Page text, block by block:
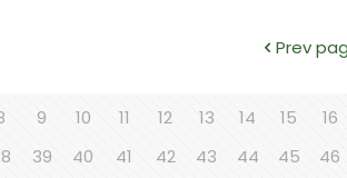
Prev
9 10 11 12 13 14 15 16
39 40 41 42 43 44 45 46